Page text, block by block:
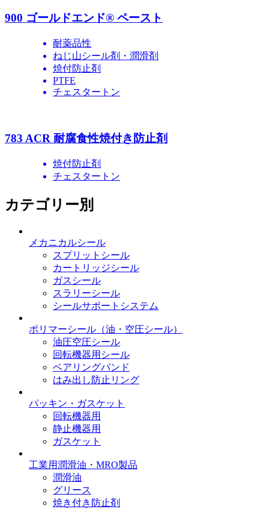
900 ゴールドエンド® ペースト
耐薬品性
ねじ山シール剤・潤滑剤
焼付防止剤
PTFE
チェスタートン
783 ACR 耐腐食性焼付き防止剤
焼付防止剤
チェスタートン
カテゴリー別
メカニカルシール
スプリットシール
カートリッジシール
ガスシール
スラリーシール
シールサポートシステム
ポリマーシール （油・空圧シール）
油圧空圧シール
回転機器用シール
ベアリングバンド
はみ出し防止リング
パッキン・ガスケット
回転機器用
静止機器用
ガスケット
工業用潤滑油・MRO製品
潤滑油
グリース
焼き付き防止剤